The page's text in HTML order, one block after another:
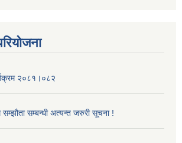
२०८१।०८२
सम्झौता सम्बन्धी अत्यन्त जरुरी सूचना !